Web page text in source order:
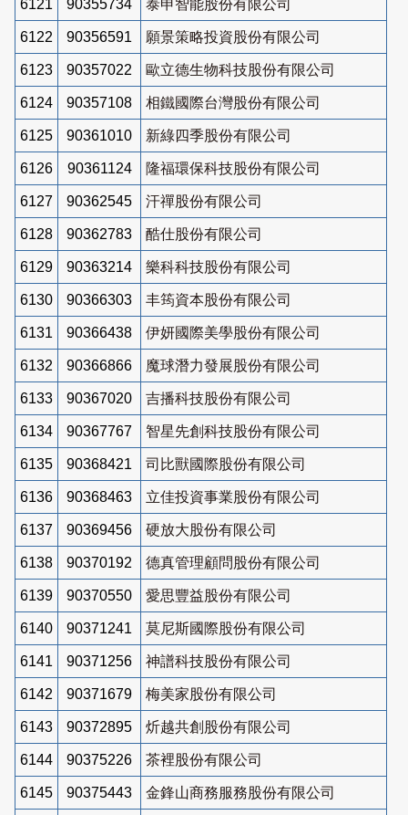
6121 90355734 泰申智能股份有限公司
6122 90356591 願景策略投資股份有限公司
6123 90357022 歐立德生物科技股份有限公司
6124 90357108 相鐵國際台灣股份有限公司
6125 90361010 新綠四季股份有限公司
6126 90361124 隆福環保科技股份有限公司
6127 90362545 汗禪股份有限公司
6128 90362783 酷仕股份有限公司
6129 90363214 樂科科技股份有限公司
6130 90366303 丰筠資本股份有限公司
6131 90366438 伊妍國際美學股份有限公司
6132 90366866 魔球潛力發展股份有限公司
6133 90367020 吉播科技股份有限公司
6134 90367767 智星先創科技股份有限公司
6135 90368421 司比獸國際股份有限公司
6136 90368463 立佳投資事業股份有限公司
6137 90369456 硬放大股份有限公司
6138 90370192 德真管理顧問股份有限公司
6139 90370550 愛思豐益股份有限公司
6140 90371241 莫尼斯國際股份有限公司
6141 90371256 神譜科技股份有限公司
6142 90371679 梅美家股份有限公司
6143 90372895 炘越共創股份有限公司
6144 90375226 茶裡股份有限公司
6145 90375443 金鋒山商務服務股份有限公司